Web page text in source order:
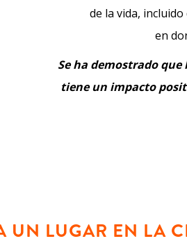
de la vida,
en
Se ha demostrado
tiene un impacto
UN LUGAR EN LA